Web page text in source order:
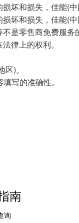
坏和损失，佳能(中
坏和损失，佳能(中
是零售商免费服务
律上的权利。
)。
写的准确性。
南
询